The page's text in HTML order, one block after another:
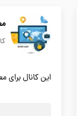
این کانال برای